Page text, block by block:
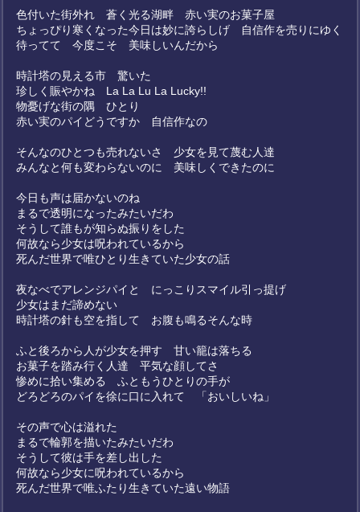
色付いた街外れ 蒼く光る湖畔 赤い実のお菓子屋
ちょっぴり寒くなった今日は妙に誇らしげ 自信作を売りにゆく
待ってて 今度こそ 美味しいんだから
時計塔の見える市 驚いた
珍しく賑やかね La La Lu La Lucky!!
物憂げな街の隅 ひとり
赤い実のパイどうですか 自信作なの
そんなのひとつも売れないさ 少女を見て蔑む人達
みんなと何も変わらないのに 美味しくできたのに
今日も声は届かないのね
まるで透明になったみたいだわ
そうして誰もが知らぬ振りをした
何故なら少女は呪われているから
死んだ世界で唯ひとり生きていた少女の話
夜なべでアレンジパイと にっこりスマイル引っ提げ
少女はまだ諦めない
時計塔の針も空を指して お腹も鳴るそんな時
ふと後ろから人が少女を押す 甘い籠は落ちる
お菓子を踏み行く人達 平気な顔してさ
惨めに拾い集める ふともうひとりの手が
どろどろのパイを徐に口に入れて 「おいしいね」
その声で心は溢れた
まるで輪郭を描いたみたいだわ
そうして彼は手を差し出した
何故なら少女に呪われているから
死んだ世界で唯ふたり生きていた遠い物語